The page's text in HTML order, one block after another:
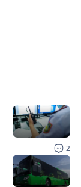
2